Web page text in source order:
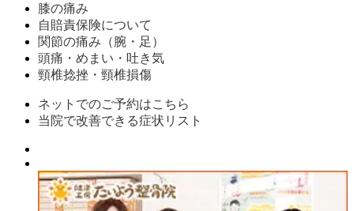
膝の痛み
自賠責保険について
関節の痛み（腕・足）
頭痛・めまい・吐き気
頸椎捻挫・頸椎損傷
ネットでのご予約はこちら
当院で改善できる症状リスト